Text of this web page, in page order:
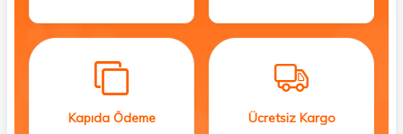
Kapıda Ödeme Ücretsiz Kargo